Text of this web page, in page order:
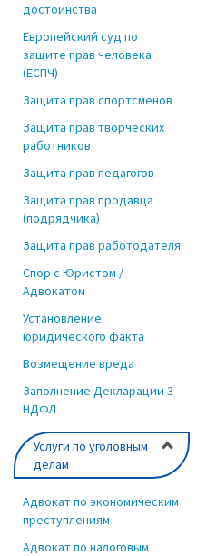
достоинства
Европейский суд по
защите прав человека
(ЕСПЧ)
Защита прав спортсменов
Защита прав творческих
работников
Защита прав педагогов
Защита прав продавца
(подрядчика)
Защита прав работодателя
Спор с Юристом /
Адвокатом
Установление
юридического факта
Возмещение вреда
Заполнение Декларации 3-
НДФЛ
Услуги по уголовным
делам
Адвокат по экономическим
преступлениям
Адвокат по налоговым